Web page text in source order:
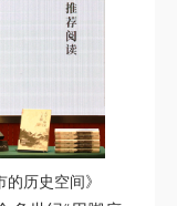
历史空间》